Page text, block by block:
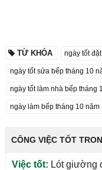
TỪ KHÓA ngày tốt
ngày tốt sửa bếp tháng 10
ngày tốt làm nhà bếp tháng
ngày làm bếp tháng 10 năm
CÔNG VIỆC TỐT
Việc tốt: Lót giường